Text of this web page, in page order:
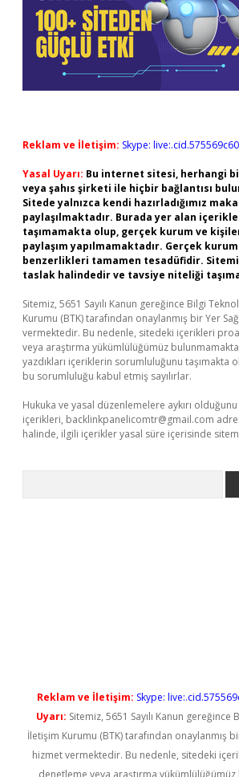
Reklam ve İletişim: Skype:
Yasal Uyarı: Bu internet sitesi, herhangi
veya şahıs şirketi ile hiçbir bağlantısı
Sitede yalnızca kendi hazırladığımız
paylaşılmaktadır. Burada yer alan
taşımamakta olup, gerçek kurum ve
paylaşım yapılmamaktadır. Gerçek
benzerlikleri tamamen tesadüfidir.
taslak halindedir ve tavsiye niteliği
Sitemiz, 5651 Sayılı Kanun gereğince Bilgi
Kurumu (BTK) tarafından onaylanmış bir Yer
vermektedir. Bu nedenle, sitedeki içerikleri
veya araştırma yükümlülüğümüz
yazdıkları içeriklerin sorumluluğunu taşımakta
bu sorumluluğu kabul etmiş sayılırlar.
Hukuka ve yasal düzenlemelere aykırı
içerikleri, backlinkpanelicomtr@gmail.com
halinde, ilgili içerikler yasal süre içerisinde
Reklam ve İletişim: Skype:
Uyarı: Sitemiz, 5651 Sayılı Kanun
İletişim Kurumu (BTK) tarafından onaylanmış
hizmet vermektedir. Bu nedenle, sitedeki
denetleme veya araştırma